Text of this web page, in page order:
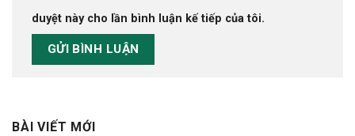
duyệt này cho lần bình luận kế tiếp của tôi.
BÀI VIẾT MỚI